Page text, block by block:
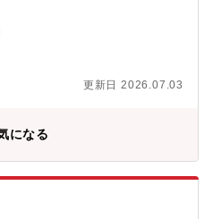
ます。■事業づくりの手触り感少
できます。自身の力でサービス
環境です。
ロジーをさらに活用したコミュ
ピート・友人紹介を生み出す仕組
ィング担当を募集します。現
化しており、システム開発と連
や『カイゴジョブエージェント』
リピート利用を促進するための
はなく、複数サービスを跨いだデ
資格取得を含めたキャリアアッ
ような業務を、ご経験やご志向
決まったオペレーションを回す
・事業グロースに向けて、課題
更新日 2026.07.03
になる